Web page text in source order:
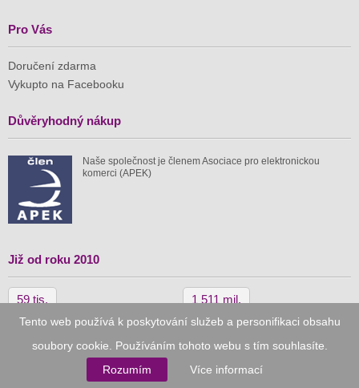
Tento web používá k poskytování služeb a personifikaci obsahu
soubory cookie. Používáním tohoto webu s tím souhlasíte.
Rozumím
Více informací
Pro Vás
Doručení zdarma
Vykupto na Facebooku
Důvěryhodný nákup
Naše společnost je členem Asociace pro elektronickou
komerci (APEK)
Již od roku 2010
59 tis.
spuštěných nabídek
1 511 mil.
ušetřeno nákupy
© 2010–2026Vykupto.cz , Všechna práva vyhrazena.